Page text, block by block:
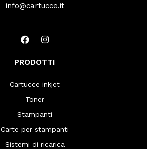
info@cartucce.it
PRODOTTI
Cartucce inkjet
Toner
Stampanti
Carte per stampanti
Sistemi di ricarica